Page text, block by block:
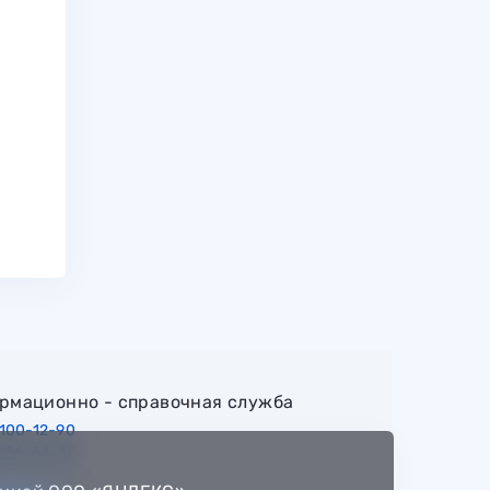
- справочная служба
12-90